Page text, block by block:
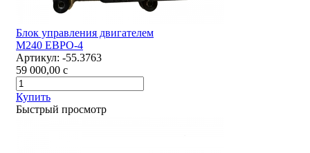
Блок управления двигателем
М240 ЕВРО-4
Артикул: -55.3763
59 000,00 c
Купить
Быстрый просмотр